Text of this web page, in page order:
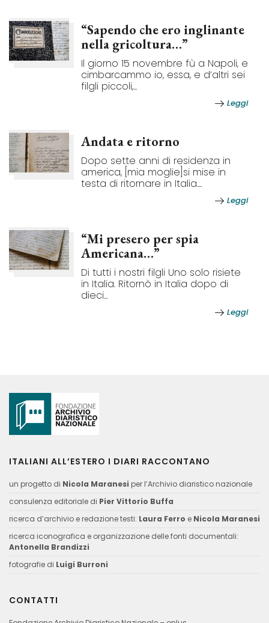
“Sapendo che ero inglinante
nella gricoltura…”
Il giorno 15 novembre fù a Napoli, e
cimbarcammo io, essa, e d’altri sei
filgli piccoli,...
Leggi
Andata e ritorno
Dopo sette anni di residenza in
america, [mia moglie]si mise in
testa di ritornare in Italia....
Leggi
“Mi presero per spia
Americana…”
Di tutti i nostri filgli Uno solo risiete
in Italia. Ritornò in Italia dopo di
dieci...
Leggi
ITALIANI ALL’ESTERO I DIARI RACCONTANO
un progetto di Nicola Maranesi per l’Archivio diaristico nazionale
consulenza editoriale di Pier Vittorio Buffa
ricerca d’archivio e redazione testi: Laura Ferro e Nicola Maranesi
ricerca iconografica e organizzazione delle fonti documentali:
Antonella Brandizzi
fotografie di Luigi Burroni
CONTATTI